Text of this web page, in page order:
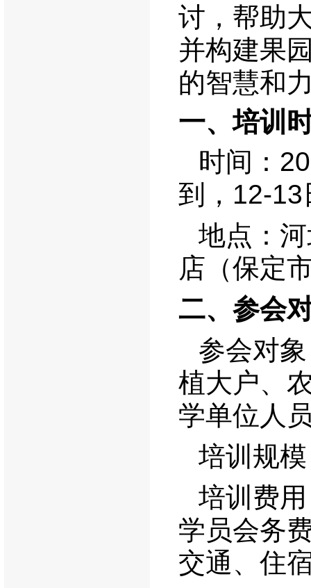
讨，帮助
并构建果
的智慧和
一、培训
时间：
到， 12-13
地点：
店（保定
二、 参会
参会对
植大户、
学单位人
培训规
培训费
学员会务
交通、住